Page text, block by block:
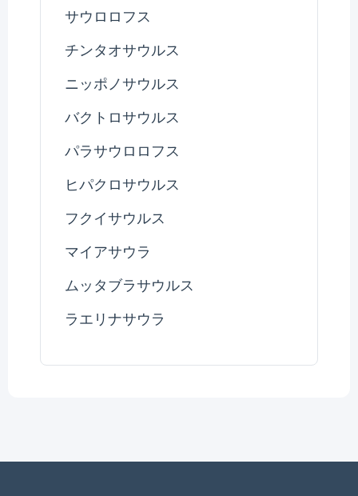
サウロロフス
チンタオサウルス
ニッポノサウルス
バクトロサウルス
パラサウロロフス
ヒパクロサウルス
フクイサウルス
マイアサウラ
ムッタブラサウルス
ラエリナサウラ